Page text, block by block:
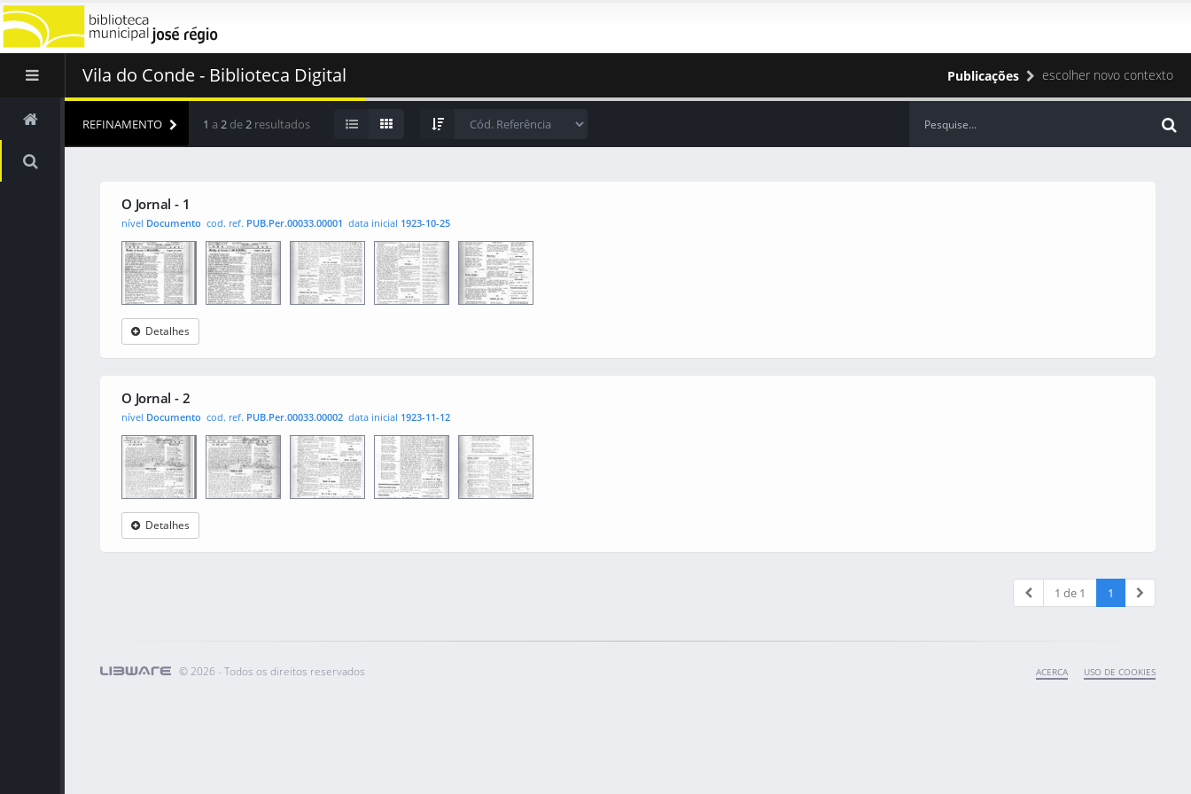
Vila do Conde - Biblioteca Digital Publicações escolher novo contexto
REFINAMENTO 1 a 2 de2 resultados
O Jornal - 1
nível Documento cod. ref. PUB.Per.00033.00001 data inicial 1923-10-25
O Jornal 0001 0002 0003 0004
Detalhes
O Jornal - 2
nível Documento cod. ref. PUB.Per.00033.00002 data inicial 1923-11-12
O Jornal 0001 0002 0003 0004
Detalhes
1 de 1 1
ACERCA USO DE COOKIES
© 2026 - Todos os direitos reservados